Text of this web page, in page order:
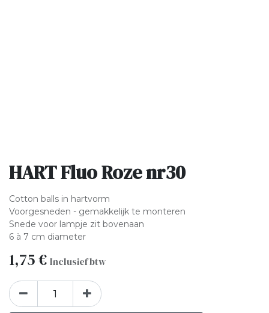
HART Fluo Roze nr30
Cotton balls in hartvorm
Voorgesneden - gemakkelijk te monteren
Snede voor lampje zit bovenaan
6 à 7 cm diameter
1,75€ Inclusief btw